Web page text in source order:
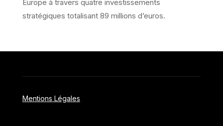
Europe à travers quatre investissements
stratégiques totalisant 89 millions d’euros.
Mentions Légales